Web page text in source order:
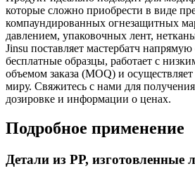
которые сложно приобрести в виде
компаундированных огнезащитных
давлением, упаковочных лент,
Jinsu поставляет мастербатч напрямую
бесплатные образцы, работает с
объемом заказа (MOQ) и
миру. Свяжитесь с нами для
дозировке и информации о ценах.
Подробное применение
Детали из PP, изготовленные